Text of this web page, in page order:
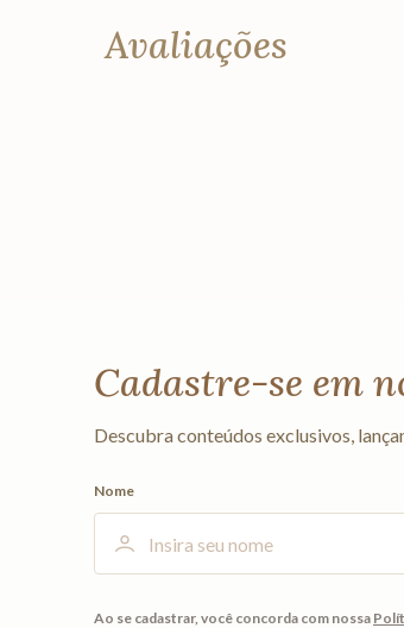
Avaliações
Cadastre-se em
Descubra conteúdos exclusivos,
Nome
Ao se cadastrar, você concorda com nossa